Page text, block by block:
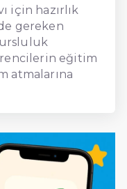
için hazırlık
gereken
eğitim
atmalarına